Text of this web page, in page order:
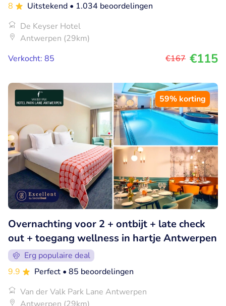
8 Uitstekend • 1.034 beoordelingen
De Keyser Hotel
Antwerpen (29km)
Verkocht: 85
€167 €115
59% korting
Overnachting voor 2 + ontbijt + late check
out + toegang wellness in hartje Antwerpen
Erg populaire deal
9.9
Perfect • 85 beoordelingen
Van der Valk Park Lane Antwerpen